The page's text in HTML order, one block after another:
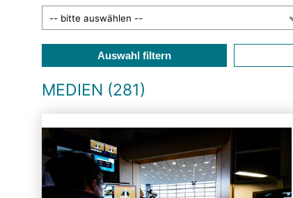
Auswahl filtern
MEDIEN (281)